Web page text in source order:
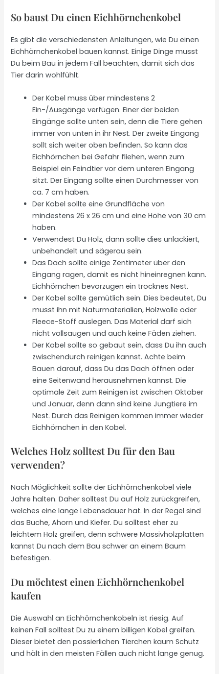
So baust Du einen Eichhörnchenkobel
Es gibt die verschiedensten Anleitungen, wie Du einen
Eichhörnchenkobel bauen kannst. Einige Dinge musst
Du beim Bau in jedem Fall beachten, damit sich das
Tier darin wohlfühlt.
Der Kobel muss über mindestens 2
Ein-/Ausgänge verfügen. Einer der beiden
Eingänge sollte unten sein, denn die Tiere gehen
immer von unten in ihr Nest. Der zweite Eingang
sollt sich weiter oben befinden. So kann das
Eichhörnchen bei Gefahr fliehen, wenn zum
Beispiel ein Feindtier vor dem unteren Eingang
sitzt. Der Eingang sollte einen Durchmesser von
ca. 7 cm haben.
Der Kobel sollte eine Grundfläche von
mindestens 26 x 26 cm und eine Höhe von 30 cm
haben.
Verwendest Du Holz, dann sollte dies unlackiert,
unbehandelt und sägerau sein.
Das Dach sollte einige Zentimeter über den
Eingang ragen, damit es nicht hineinregnen kann.
Eichhörnchen bevorzugen ein trocknes Nest.
Der Kobel sollte gemütlich sein. Dies bedeutet, Du
musst ihn mit Naturmaterialien, Holzwolle oder
Fleece-Stoff auslegen. Das Material darf sich
nicht vollsaugen und auch keine Fäden ziehen.
Der Kobel sollte so gebaut sein, dass Du ihn auch
zwischendurch reinigen kannst. Achte beim
Bauen darauf, dass Du das Dach öffnen oder
eine Seitenwand herausnehmen kannst. Die
optimale Zeit zum Reinigen ist zwischen Oktober
und Januar, denn dann sind keine Jungtiere im
Nest. Durch das Reinigen kommen immer wieder
Eichhörnchen in den Kobel.
Welches Holz solltest Du für den Bau
verwenden?
Nach Möglichkeit sollte der Eichhörnchenkobel viele
Jahre halten. Daher solltest Du auf Holz zurückgreifen,
welches eine lange Lebensdauer hat. In der Regel sind
das Buche, Ahorn und Kiefer. Du solltest eher zu
leichtem Holz greifen, denn schwere Massivholzplatten
kannst Du nach dem Bau schwer an einem Baum
befestigen.
Du möchtest einen Eichhörnchenkobel
kaufen
Die Auswahl an Eichhörnchenkobeln ist riesig. Auf
keinen Fall solltest Du zu einem billigen Kobel greifen.
Dieser bietet den possierlichen Tierchen kaum Schutz
und hält in den meisten Fällen auch nicht lange genug.